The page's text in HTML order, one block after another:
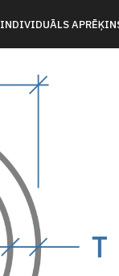
INDIVIDUĀLS